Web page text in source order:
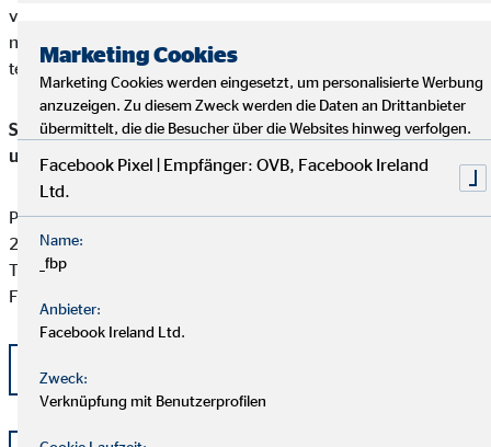
verpflichtet, an einem Streitbeilegungsverfahren vor der
nachstehenden anerkannten Verbraucherschlichtungsstelle
teilzunehmen:
Schlichtungsstelle für gewerbliche Versicherungs-, Anlage-
und Kreditvermittlung
Postfach 101424
20009 Hamburg
Tel: +49 (0) 40 -696 508 - 90
Fax: +49 (0) 40 - 696 508 -91
kontakt@schlichtung-finanzberatung.de
Marketing Cookies
Marketing Cookies werden eingesetzt, um personalisierte Werbung
anzuzeigen. Zu diesem Zweck werden die Daten an Drittanbieter
übermittelt, die die Besucher über die Websites hinweg verfolgen.
Facebook Pixel | Empfänger: OVB, Facebook Ireland
Ltd.
Name:
_fbp
Anbieter:
Facebook Ireland Ltd.
Zweck:
Verknüpfung mit Benutzerprofilen